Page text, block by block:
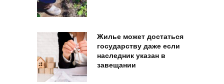
Жилье может достаться
государству даже если
наследник указан в
завещании